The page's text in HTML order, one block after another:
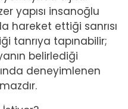
yapısı insanoğlu
hareket ettiği sanrısı
tanrıya tapınabilir;
belirlediği
deneyimlenen